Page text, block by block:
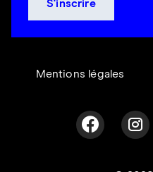
Mentions légales